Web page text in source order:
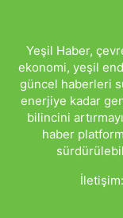
Yeşil Haber,
ekonomi, yeşil
güncel haberleri
enerjiye kadar
bilincini
haber
İletişim: